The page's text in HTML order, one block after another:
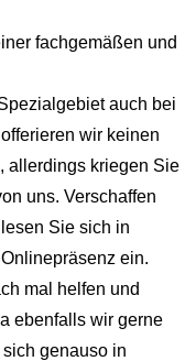
fachgemäßen und
auch bei
wir keinen
allerdings kriegen Sie
uns. Verschaffen
Sie sich in
ein.
mal helfen und
ebenfalls wir gerne
genauso in